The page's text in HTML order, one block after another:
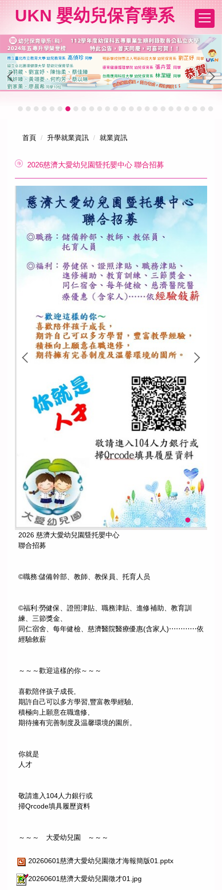
要
內
容
區
UKN 嬰幼兒保育學系
首頁 升學就業資訊 就業資訊
2026慈濟大愛幼兒園曁托嬰中心 聯合招募
2026 慈濟大愛幼兒園曁托嬰中心
聯合招募
©職務:儲備幹部、教師、教保員、托育人员
©福利:勞健保、證照津貼、職務津貼、進修補助、教育訓
練、三節獎金、
同仁宿舍、每年健檢、慈濟醫院醫療優惠(含家人)⋯⋯⋯⋯依
經驗敘薪
～～～歡迎這樣的你～～～
喜歡陪伴孩子成長,
期許自己可以多方學習,豐富教學經驗,
積極向上願意在職進修,
期待擁有完善制度及温馨環境的園所。
你就是
人才
敬請進入104人力銀行或
掃Qrcode填具履歷資料
～～～ 大爱幼兒園 ～～～
20260601慈濟大愛幼兒園徵才海報簡版01.pptx
20260601慈濟大愛幼兒園徵才01.jpg